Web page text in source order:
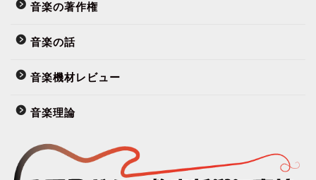
音楽の著作権
音楽の話
音楽機材レビュー
音楽理論